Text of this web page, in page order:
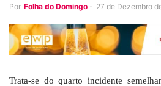
Por Folha do Domingo - 27 de Dezembro
Trata-se do quarto incidente